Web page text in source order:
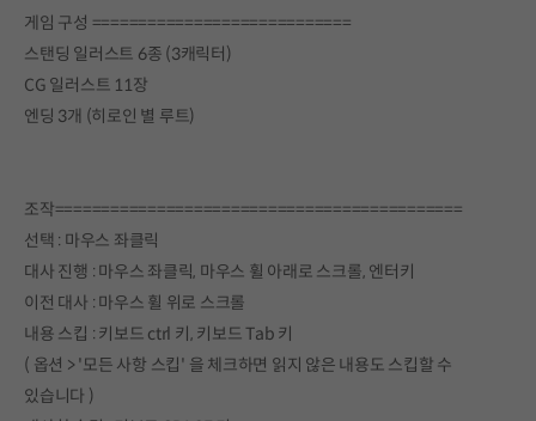
게임 구성 ============================
스탠딩 일러스트 6종 (3캐릭터)
CG 일러스트 11장
엔딩 3개 (히로인 별 루트)
조작============================================
선택 : 마우스 좌클릭
대사 진행 : 마우스 좌클릭, 마우스 휠 아래로 스크롤, 엔터키
이전 대사 : 마우스 휠 위로 스크롤
내용 스킵 : 키보드 ctrl 키, 키보드 Tab 키
( 옵션 > '모든 사항 스킵' 을 체크하면 읽지 않은 내용도 스킵할 수
있습니다 )